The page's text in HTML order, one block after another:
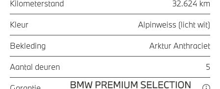
Kilometerstand 32.624 km
Kleur Alpinweiss (licht wit)
Bekleding Arktur Anthraciet
Aantal deuren 5